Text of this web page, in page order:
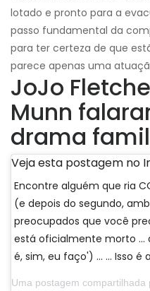
lotado e pronto para a
passo fundamental da
para ter certeza de que
parece apenas uma
JoJo
Munn
drama
Veja esta postagem no
Encontre alguém que ria
(e depois do segundo,
preocupados que você
está oficialmente morto ...
é, sim, eu faço') ... … Isso é
Uma postagem compartilhada